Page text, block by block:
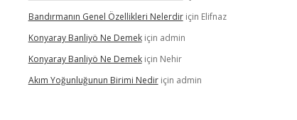
Bandırmanın Genel Özellikleri Nelerdiriçin Elifnaz
Konyaray Banliyö Ne Demekiçin admin
Konyaray Banliyö Ne Demekiçin Nehir
Akım Yoğunluğunun Birimi Nediriçin admin